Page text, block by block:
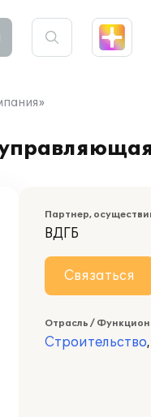
Партнер,
ВДГБ
Связаться
Отрасль /
Строительство,